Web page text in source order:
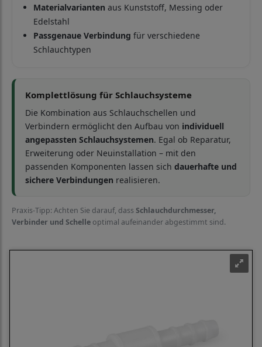
Materialvarianten aus Kunststoff, Messing oder
Edelstahl
Passgenaue Verbindung für verschiedene
Schlauchtypen
Komplettlösung für Schlauchsysteme
Die Kombination aus Schlauchschellen und
Verbindern ermöglicht den Aufbau von individuell
angepassten Schlauchsystemen. Egal ob Reparatur,
Erweiterung oder Neuinstallation – mit den
passenden Komponenten lassen sich dauerhafte und
sichere Verbindungen realisieren.
Praxis-Tipp: Achten Sie darauf, dass Schlauchdurchmesser,
Verbinder und Schelle optimal aufeinander abgestimmt sind.